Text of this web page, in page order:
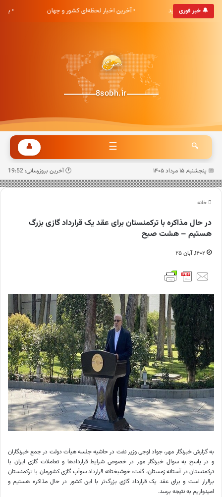
🔔 خبر فوری
هشت صبح خوش آمدید • آخرین اخبار لحظه‌ای کشور و جهان •
8sobh.ir
🔍
☰
👤
📅 پنجشنبه, ۱۵ مرداد ۱۴۰۵ 🕐 آخرین بروزرسانی: 19:52
خانه
در حال مذاکره با ترکمنستان برای عقد یک قرارداد گازی بزرگ
هستیم – هشت صبح
۱۴۰۲, آبان ۲۵
به گزارش خبرنگار مهر، جواد اوجی وزیر نفت در حاشیه جلسه هیأت دولت در جمع خبرنگاران
و در پاسخ به سوال خبرنگار مهر در خصوص شرایط قراردادها و تعاملات گازی ایران با
ترکمنستان در آستانه زمستان، گفت: خوشبختانه قراردادسوآپ گازی کشورمان با ترکمنستان
برقرار است و برای عقد یک قرارداد گازی بزرگ‌تر با این کشور در حال مذاکره هستیم و
امیدواریم به نتیجه برسد.